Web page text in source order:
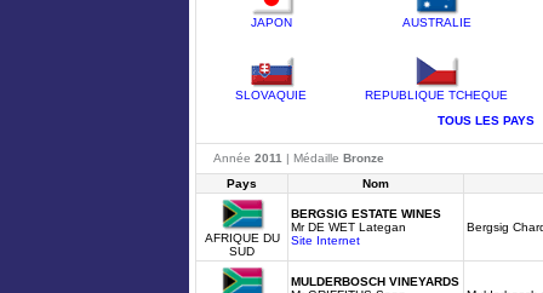
JAPON AUSTRALIE
SLOVAQUIE
REPUBLIQUE TCHEQUE
TOUS LES PAYS
Année 2011 | Médaille Bronze
Pays
Nom
AFRIQUE DU
SUD
BERGSIG ESTATE WINES
Mr DE WET Lategan
Site Internet
Bergsig
MULDERBOSCH VINEYARDS